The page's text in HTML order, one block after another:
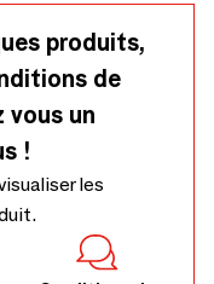
produits,
de
vous un
!
les